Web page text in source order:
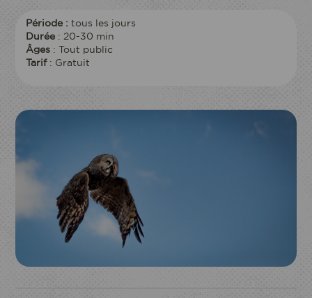
Période :tous les jours
Durée : 20-30 min
Âges : Tout public
Tarif : Gratuit